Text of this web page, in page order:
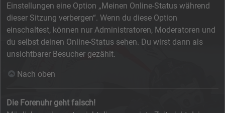
Einstellungen eine Option „Meinen Online-Status während
dieser Sitzung verbergen“. Wenn du diese Option
einschaltest, können nur Administratoren, Moderatoren und
du selbst deinen Online-Status sehen. Du wirst dann als
unsichtbarer Besucher gezählt.
Nach oben
Die Forenuhr geht falsch!